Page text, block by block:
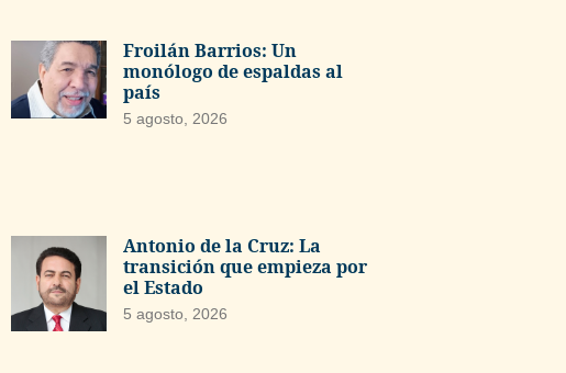
Froilán Barrios: Un
monólogo de espaldas al
país
5 agosto, 2026
Antonio de la Cruz: La
transición que empieza por
el Estado
5 agosto, 2026